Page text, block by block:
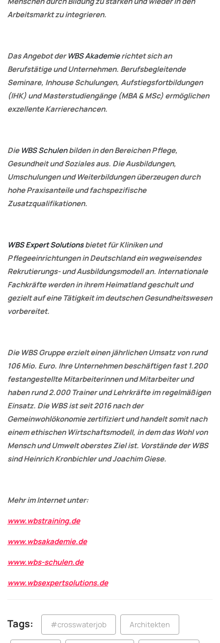
Arbeitsmarkt zu integrieren.
Das Angebot derWBS Akademierichtet sich an
Berufstätige und Unternehmen. Berufsbegleitende
Seminare, Inhouse Schulungen, Aufstiegsfortbildungen
(IHK) und Masterstudiengänge (MBA & MSc) ermöglichen
exzellente Karrierechancen.
Die WBS Schulenbilden in den Bereichen Pflege,
Gesundheit und Soziales aus. Die Ausbildungen,
Umschulungen und Weiterbildungen überzeugen durch
hohe Praxisanteile und fachspezifische
Zusatzqualifikationen.
WBS Expert Solutionsbietet für Kliniken und
Pflegeeinrichtungen in Deutschland ein wegweisendes
Rekrutierungs- und Ausbildungsmodell an. Internationale
Fachkräfte werden in ihrem Heimatland geschult und
gezielt auf eine Tätigkeit im deutschen Gesundheitswesen
vorbereitet.
Die WBS Gruppe erzielt einen jährlichen Umsatz von rund
106 Mio. Euro. Ihre Unternehmen beschäftigen fast 1.200
festangestellte Mitarbeiterinnen und Mitarbeiter und
haben rund 2.000 Trainer und Lehrkräfte im regelmäßigen
Einsatz. Die WBS ist seit 2016 nach der
Gemeinwohlökonomie zertifiziert und handelt somit nach
einem ethischen Wirtschaftsmodell, in dem das Wohl von
Mensch und Umwelt oberstes Ziel ist. Vorstände der WBS
sind Heinrich Kronbichler und Joachim Giese.
Mehr im Internet unter:
www.wbstraining.de
www.wbsakademie.de
www.wbs-schulen.de
www.wbsexpertsolutions.de
Tags: #crosswaterjob Architekten